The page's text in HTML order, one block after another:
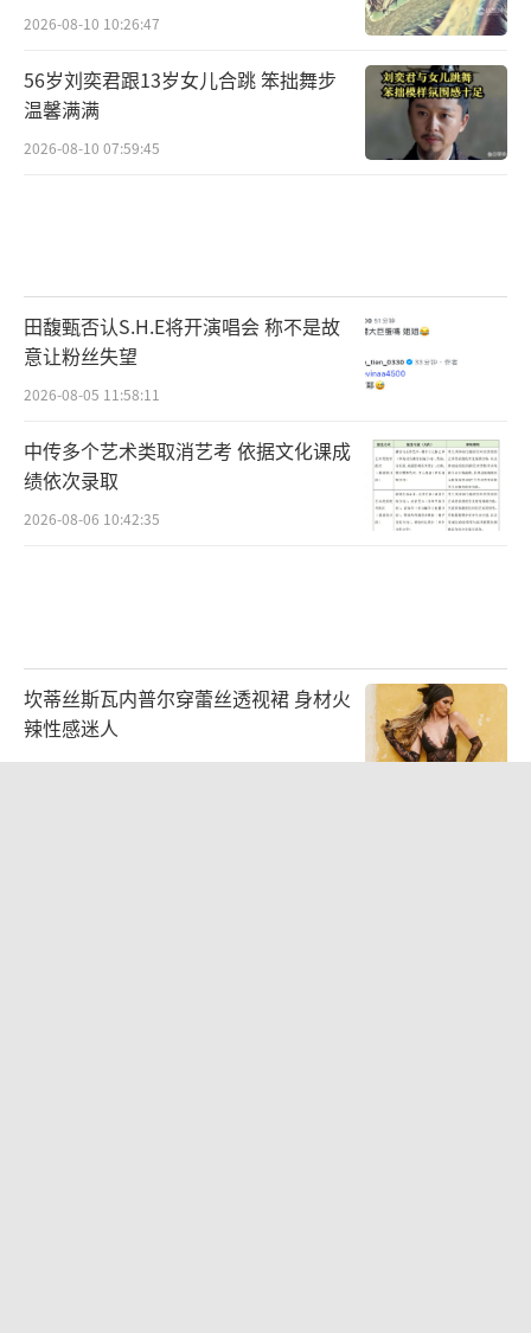
无数拥趸，时隔许久再次扮上古装，全新的亮
相再次惊艳大家的同时，也让不少网友对于这
个新角色充满更真切的期待；男主角王星越此
2026-08-10 10:26:47
56岁刘奕君跟13岁女儿合跳 笨拙舞步
温馨满满
2026-08-10 07:59:45
田馥甄否认S.H.E将开演唱会 称不是故
意让粉丝失望
2026-08-05 11:58:11
中传多个艺术类取消艺考 依据文化课成
绩依次录取
2026-08-06 10:42:35
坎蒂丝斯瓦内普尔穿蕾丝透视裙 身材火
辣性感迷人
2026-07-27 14:36:43